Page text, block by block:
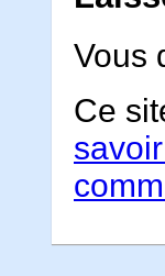
Vous
Ce